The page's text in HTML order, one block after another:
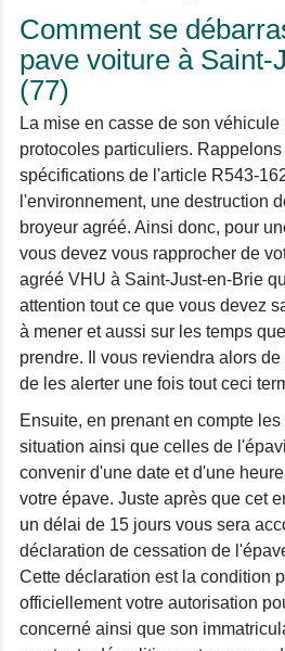
Comment se
pave voiture à Saint-
(77)
La mise en casse de son
protocoles particuliers.
spécifications de l'article R543-
l'environnement, une destruction
broyeur agréé. Ainsi donc, pour
vous devez vous rapprocher de
agréé VHU à Saint-Just-en-Brie
attention tout ce que vous devez
à mener et aussi sur les temps
prendre. Il vous reviendra alors
de les alerter une fois tout ceci
Ensuite, en prenant en compte
situation ainsi que celles de
convenir d'une date et d'une
votre épave. Juste après que cet
un délai de 15 jours vous sera
déclaration de cessation de
Cette déclaration est la condition
officiellement votre autorisation
concerné ainsi que son